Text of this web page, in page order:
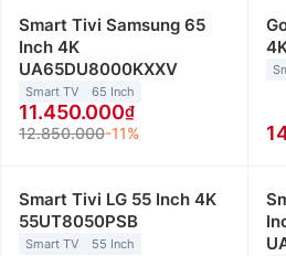
Smart Tivi Samsung 65
Inch 4K
UA65DU8000KXXV
Smart TV 65 Inch
11.450.000
12.850.000-11%
Smart Tivi LG 55 Inch 4K
55UT8050PSB
Smart TV 55 Inch